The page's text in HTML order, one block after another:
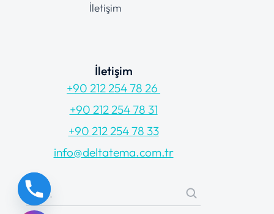
İletişim
İletişim
+90 212 254 78 26
+90 212 254 78 31
+90 212 254 78 33
info@deltatema.com.tr